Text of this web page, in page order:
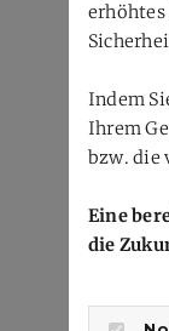
Indem
Ihrem
bzw. die
Eine
die